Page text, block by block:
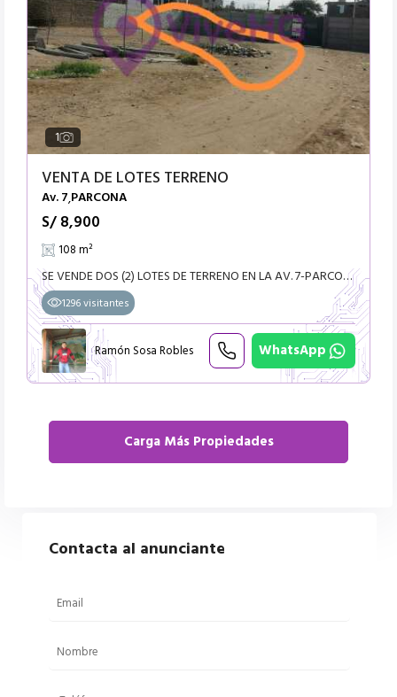
1
VENTA DE LOTES TERRENO
Av. 7,PARCONA
S/ 8,900
108 m²
SE VENDE DOS (2) LOTES DE TERRENO EN LA AV. 7-PARCONA-ICA- DE 108 m² -6m DE ANCHO Y 18m DE FONDO-CON DOCUMENTOS EN REGLA-PRECIO
1296 visitantes
Ramón Sosa Robles WhatsApp
Contacta al anunciante